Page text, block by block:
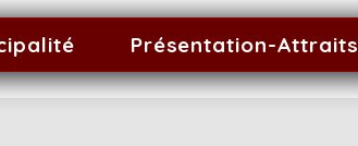
Présentation-Attraits